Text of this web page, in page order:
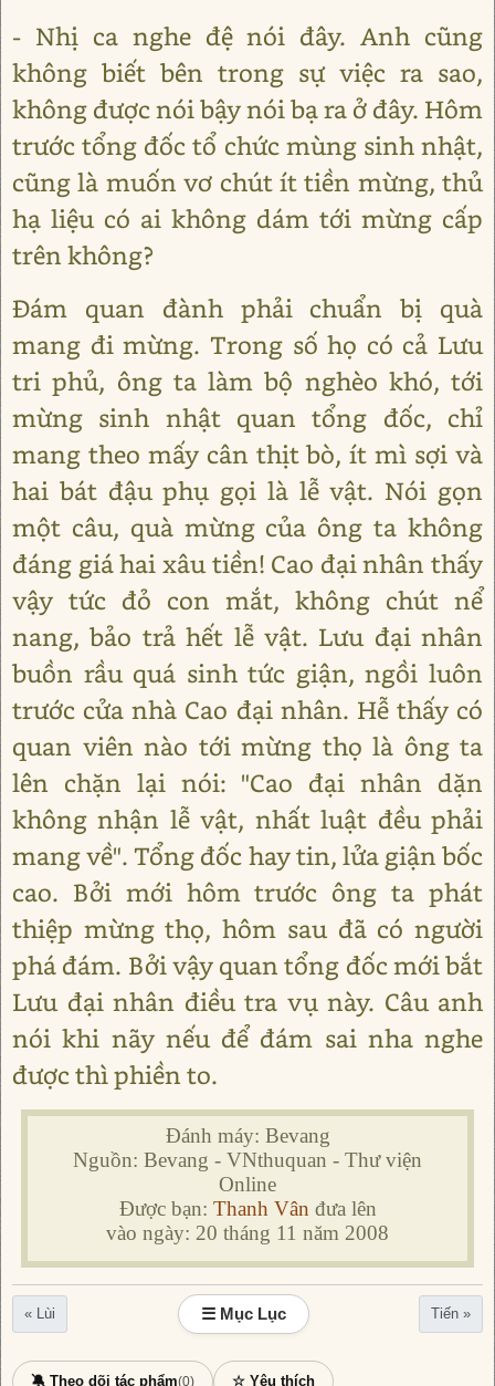
- Nhị ca nghe đệ nói đây. Anh cũng
không biết bên trong sự việc ra sao,
không được nói bậy nói bạ ra ở đây. Hôm
trước tổng đốc tổ chức mùng sinh nhật,
cũng là muốn vơ chút ít tiền mừng, thủ
hạ liệu có ai không dám tới mừng cấp
trên không?
Đám quan đành phải chuẩn bị quà
mang đi mừng. Trong số họ có cả Lưu
tri phủ, ông ta làm bộ nghèo khó, tới
mừng sinh nhật quan tổng đốc, chỉ
mang theo mấy cân thịt bò, ít mì sợi và
hai bát đậu phụ gọi là lễ vật. Nói gọn
một câu, quà mừng của ông ta không
đáng giá hai xâu tiền! Cao đại nhân thấy
vậy tức đỏ con mắt, không chút nể
nang, bảo trả hết lễ vật. Lưu đại nhân
buồn rầu quá sinh tức giận, ngồi luôn
trước cửa nhà Cao đại nhân. Hễ thấy có
quan viên nào tới mừng thọ là ông ta
lên chặn lại nói: "Cao đại nhân dặn
không nhận lễ vật, nhất luật đều phải
mang về". Tổng đốc hay tin, lửa giận bốc
cao. Bởi mới hôm trước ông ta phát
thiệp mừng thọ, hôm sau đã có người
phá đám. Bởi vậy quan tổng đốc mới bắt
Lưu đại nhân điều tra vụ này. Câu anh
nói khi nãy nếu để đám sai nha nghe
được thì phiền to.
Đánh máy: Bevang
Nguồn: Bevang - VNthuquan - Thư viện
Online
Được bạn: Thanh Vân đưa lên
vào ngày: 20 tháng 11 năm 2008
« Lùi ☰ Mục Lục Tiến »
🔕 Theo dõi tác phẩm(0) ☆ Yêu thích